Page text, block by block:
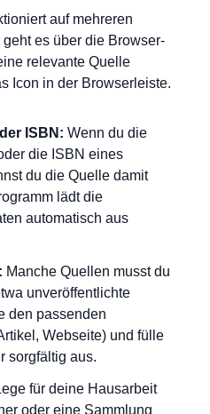
auf mehreren
es über die Browser-
relevante Quelle
Icon in der Browserleiste.
ISBN: Wenn du die
die ISBN eines
du die Quelle damit
lädt die
automatisch aus
Manche Quellen musst du
unveröffentlichte
den passenden
Webseite) und fülle
sorgfältig aus.
für deine Hausarbeit
oder eine Sammlung